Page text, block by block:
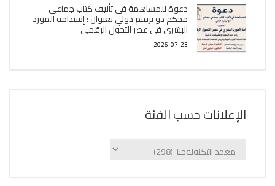
دعوة للمساهمة في تأليف كتاب جماعي
محكم ذو ترقيم دولي بعنوان : إستدامة المورد
البشري في عصر التحول الرقمي
2026-07-23
الإعلانات حسب الفئة
الإعلانات